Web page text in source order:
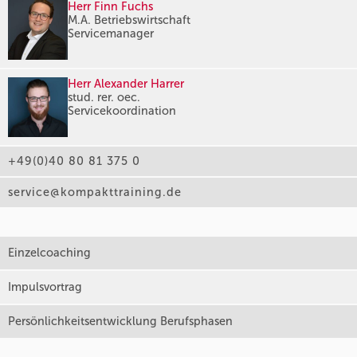
Herr Finn Fuchs
M.A. Betriebswirtschaft
Servicemanager
Herr Alexander Harrer
stud. rer. oec.
Servicekoordination
+49(0)40 80 81 375 0
service@kompakttraining.de
Einzelcoaching
Impulsvortrag
Persönlichkeitsentwicklung Berufsphasen